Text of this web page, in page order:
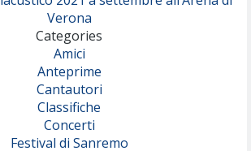
Verona
Categories
Amici
Anteprime
Cantautori
Classifiche
Concerti
Festival di Sanremo